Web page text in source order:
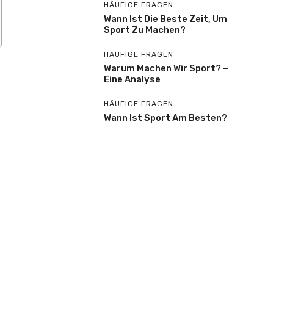
HÄUFIGE FRAGEN
Wann Ist Die Beste Zeit, Um
Sport Zu Machen?
HÄUFIGE FRAGEN
Warum Machen Wir Sport? –
Eine Analyse
HÄUFIGE FRAGEN
Wann Ist Sport Am Besten?